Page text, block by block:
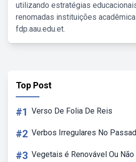
utilizando estratégias
renomadas instituições
fdp.aau.edu.et.
Top Post
#1 Verso De Folia De Reis
#2 Verbos Irregulares No
#3 Vegetais é Renovável Ou